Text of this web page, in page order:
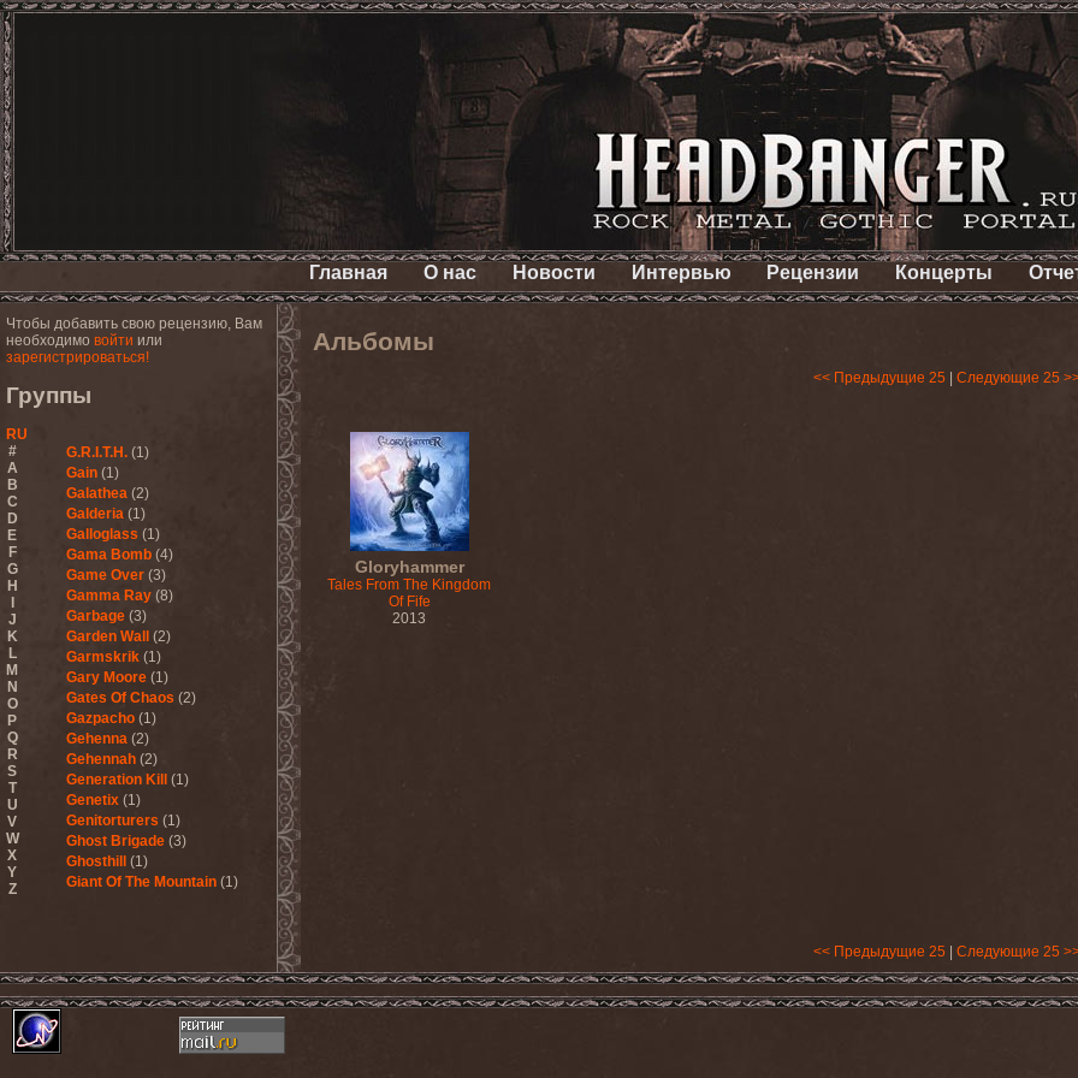
Главная О нас Новости Интервью Рецензии Концерты
Чтобы добавить свою рецензию, Вам
необходимо войти или
зарегистрироваться!
Группы
RU
#
A
B
C
D
E
F
G
H
J
K
L
M
N
O
P
Q
R
S
T
U
V
W
X
Y
Z
G.R.I.T.H. (1)
Gain (1)
Galathea (2)
Galderia (1)
Galloglass (1)
Gama Bomb (4)
Game Over (3)
Gamma Ray (8)
Garbage (3)
Garden Wall
(2)
Garmskrik (1)
Gary Moore (1)
Gates Of Chaos (2)
Gazpacho (1)
Gehenna (2)
Gehennah (2)
Generation Kill
(1)
Genetix (1)
Genitorturers (1)
Ghost Brigade (3)
Ghosthill
(1)
Giant Of The Mountain (1)
Glenn Hughes (2)
Glittertind (2)
(1)
Альбомы
<< Предыдущие 25 Следующие 25
Gloryhammer
Tales From The Kingdom
Of Fife
2013
<< Предыдущие 25 Следующие 25